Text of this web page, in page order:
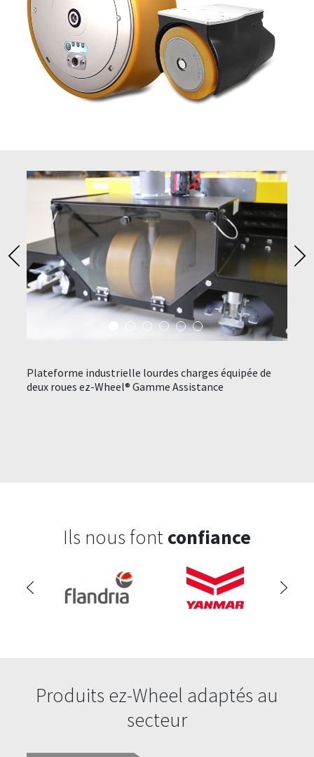
Plateforme industrielle lourdes charges équipée de
deux roues ez-Wheel® Gamme Assistance
Ils nous fontconfiance
Produits ez-Wheel adaptés au
secteur